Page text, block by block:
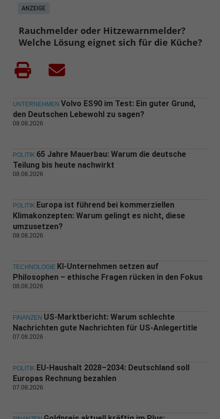
ANZEIGE
Rauchmelder oder Hitzewarnmelder?
Welche Lösung eignet sich für die Küche?
UNTERNEHMEN Volvo ES90 im Test: Ein guter Grund,
den Deutschen Lebewohl zu sagen?
08.08.2026
POLITIK 65 Jahre Mauerbau: Warum die deutsche
Teilung bis heute nachwirkt
08.08.2026
POLITIK Europa ist führend bei kommerziellen
Klimakonzepten: Warum gelingt es nicht, diese
umzusetzen?
08.08.2026
TECHNOLOGIE KI-Unternehmen setzen auf
Philosophen – ethische Fragen rücken in den Fokus
08.08.2026
FINANZEN US-Marktbericht: Warum schlechte
Nachrichten gute Nachrichten für US-Anlegertitle
07.08.2026
POLITIK EU-Haushalt 2028–2034: Deutschland soll
Europas Rechnung bezahlen
07.08.2026